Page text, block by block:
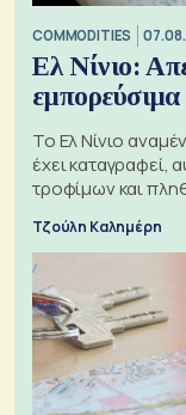
COMMODITIES
Ελ Νίνιο:
Το Ελ Νίνιο
έχει καταγραφεί,
τροφίμων και
Τζούλη Καλημέρη